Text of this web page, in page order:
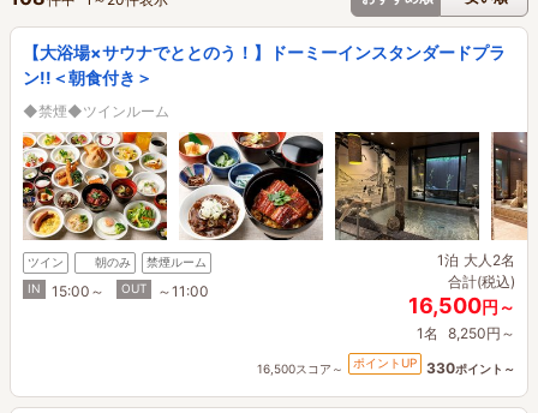
【大浴場×サウナでととのう！】ドーミーインスタンダードプラ
ン!!＜朝食付き＞
◆禁煙◆ツインルーム
ツイン 朝のみ
禁煙ルーム
IN
15:00～ OUT ～11:00
1泊 大人2名
合計(税込)
16,500円～
1名 8,250円～
16,500スコア～ ポイントUP 330ポイント～